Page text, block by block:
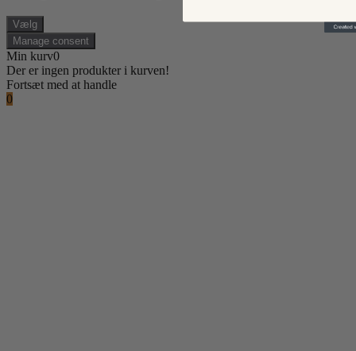
Vælg
Manage consent
Min kurv0
Der er ingen produkter i kurven!
Fortsæt med at handle
0